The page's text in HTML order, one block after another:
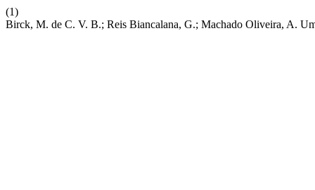
(1)
Birck, M. de C. V. B.; Reis Biancalana, G.; Machado Oliveira, A.